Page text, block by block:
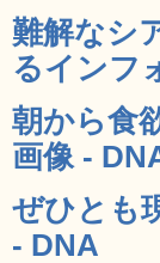
難解なシ
るインフ
朝から食
画像 -
ぜひとも
- DNA